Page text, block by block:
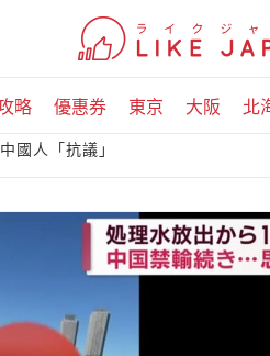
略 優惠券 東京 大阪 北
國人「抗議」